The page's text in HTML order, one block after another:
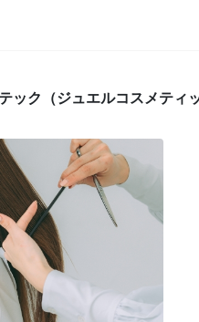
ック（ジュエルコスメティ